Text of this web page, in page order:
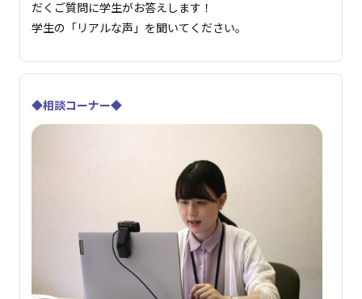
だくご質問に学生がお答えします！
学生の「リアルな声」を聞いてください。
◆相談コーナー◆